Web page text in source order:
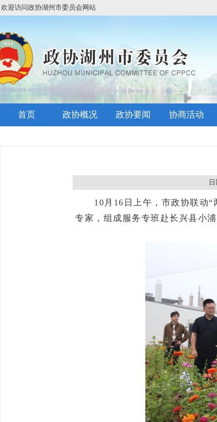
欢迎访问政协湖州市委员会网站
首页 政协概况 政协要闻 协商活动
10月16日上午，市政协联动“
专家，组成服务专班赴长兴县小